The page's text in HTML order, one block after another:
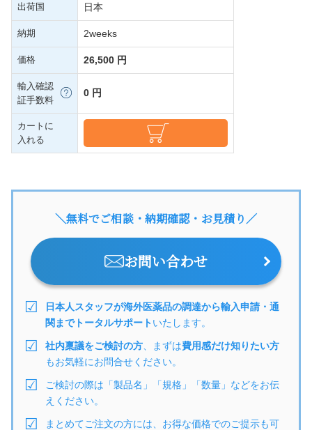
出荷国 日本
納期 2weeks
価格 26,500 円
輸入確認
証手数料
0 円
カートに
入れる
＼無料でご相談・納期確認・お見積り／
お問い合わせ
日本人スタッフが海外医薬品の調達から輸入申請・通
関までトータルサポートいたします。
社内稟議をご検討の方 、まずは費用感だけ知りたい方
もお気軽にお問合せください。
ご検討の際は「製品名」「規格」「数量」などをお伝
えください。
まとめてご注文の方には、お得な価格でのご提示も可